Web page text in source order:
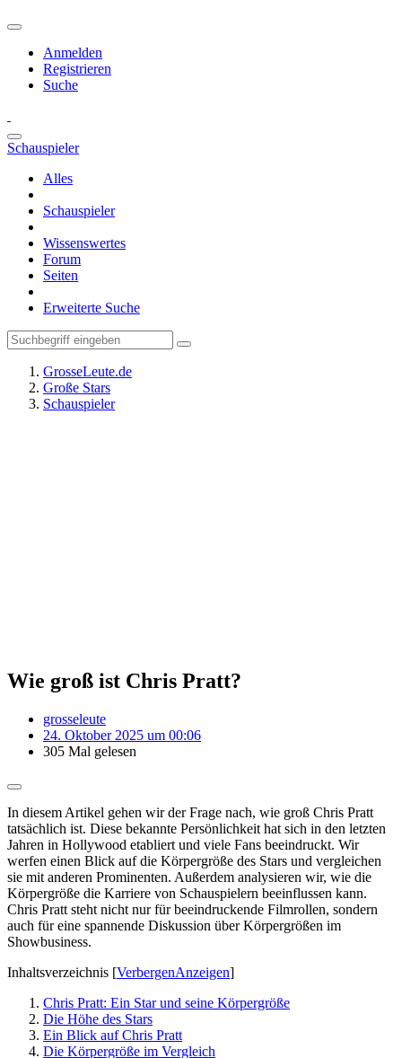
Anmelden
Registrieren
Suche
Schauspieler
Alles
Schauspieler
Wissenswertes
Forum
Seiten
Erweiterte Suche
GrosseLeute.de
Große Stars
Schauspieler
Wie groß ist Chris Pratt?
grosseleute
24. Oktober 2025 um 00:06
305 Mal gelesen
In diesem Artikel gehen wir der Frage nach, wie groß Chris Pratt
tatsächlich ist. Diese bekannte Persönlichkeit hat sich in den letzten
Jahren in Hollywood etabliert und viele Fans beeindruckt. Wir
werfen einen Blick auf die Körpergröße des Stars und vergleichen
sie mit anderen Prominenten. Außerdem analysieren wir, wie die
Körpergröße die Karriere von Schauspielern beeinflussen kann.
Chris Pratt steht nicht nur für beeindruckende Filmrollen, sondern
auch für eine spannende Diskussion über Körpergrößen im
Showbusiness.
Inhaltsverzeichnis [VerbergenAnzeigen]
Chris Pratt: Ein Star und seine Körpergröße
Die Höhe des Stars
Ein Blick auf Chris Pratt
Die Körpergröße im Vergleich